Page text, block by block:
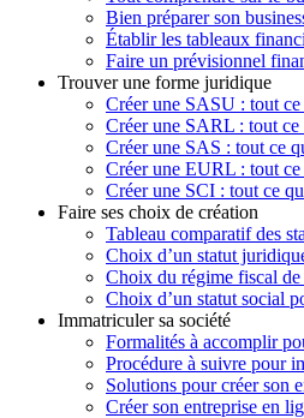
Bien préparer son
Établir les tableaux
Faire un prévisionnel
Trouver une forme juridique
Créer une SASU : tout
Créer une SARL : tout ce
Créer une SAS : tout ce
Créer une EURL : tout
Créer une SCI : tout ce
Faire ses choix de création
Tableau comparatif des
Choix d’un statut
Choix du régime fiscal de
Choix d’un statut social
Immatriculer sa société
Formalités à accomplir
Procédure à suivre pour
Solutions pour créer son
Créer son entreprise en